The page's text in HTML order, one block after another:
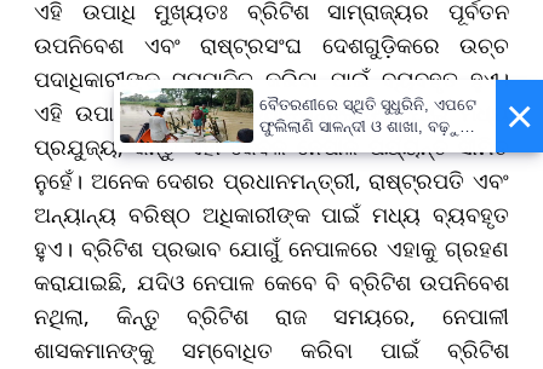
ଏହି ଉପାଧି ମୁଖ୍ୟତଃ ବ୍ରିଟିଶ ସାମ୍ରାଜ୍ୟର ପୂର୍ବତନ
ଉପନିବେଶ ଏବଂ ରାଷ୍ଟ୍ରସଂଘ ଦେଶଗୁଡ଼ିକରେ ଉଚ୍ଚ
ପଦାଧିକାରୀଙ୍କୁ ସମ୍ମାନିତ କରିବା ପାଇଁ ବ୍ୟବହୃତ ହୁଏ।
ଏହି ଉପାଧି ନେପାଳର ପ୍ରଧାନମନ୍ତ୍ରୀଙ୍କ ପାଇଁ ମଧ୍ୟ
ପ୍ରଯୁଜ୍ୟ, କିନ୍ତୁ ଏହା କେବଳ ନେପାଳ ପର୍ଯ୍ୟନ୍ତ ସୀମିତ
ନୁହେଁ। ଅନେକ ଦେଶର ପ୍ରଧାନମନ୍ତ୍ରୀ, ରାଷ୍ଟ୍ରପତି ଏବଂ
ଅନ୍ୟାନ୍ୟ ବରିଷ୍ଠ ଅଧିକାରୀଙ୍କ ପାଇଁ ମଧ୍ୟ ବ୍ୟବହୃତ
ହୁଏ। ବ୍ରିଟିଶ ପ୍ରଭାବ ଯୋଗୁଁ ନେପାଳରେ ଏହାକୁ ଗ୍ରହଣ
କରାଯାଇଛି, ଯଦିଓ ନେପାଳ କେବେ ବି ବ୍ରିଟିଶ ଉପନିବେଶ
ନଥିଲା, କିନ୍ତୁ ବ୍ରିଟିଶ ରାଜ ସମୟରେ, ନେପାଳୀ
ଶାସକମାନଙ୍କୁ ସମ୍ବୋଧିତ କରିବା ପାଇଁ ବ୍ରିଟିଶ
×
ବୈତରଣୀରେ ସ୍ଥିତି ସୁଧୁରିନି, ଏପଟେ
ଫୁଲିଲାଣି ସାଳନ୍ଦୀ ଓ ଶାଖା, ବଢ଼ୁଛି